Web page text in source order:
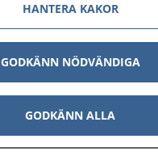
HANTERA KAKOR
GODKÄNN NÖDVÄNDIGA
GODKÄNN ALLA